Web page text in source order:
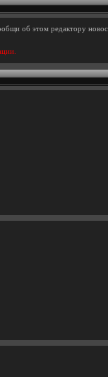
об этом редактору